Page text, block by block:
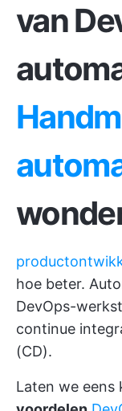
van
hoe beter.
DevOps-
continue
(CD).
Laten we eens